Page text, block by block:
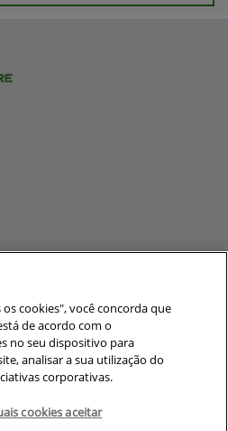
0006-16
o outro
cookies", você concorda que
de acordo com o
no seu dispositivo para
analisar a sua utilização do
corporativas.
cookies aceitar